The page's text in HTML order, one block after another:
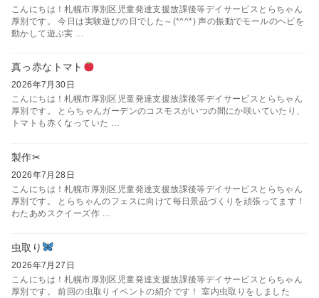
こんにちは！札幌市厚別区児童発達支援放課後等デイサービスとらちゃん
厚別です。 今日は実験遊びの日でした～(*^^*) 声の振動でモールのヘビを
動かして遊ぶ実 …
真っ赤なトマト
2026年7月30日
こんにちは！札幌市厚別区児童発達支援放課後等デイサービスとらちゃん
厚別です。 とらちゃんガーデンのコスモスがいつの間にか咲いていたり、
トマトも赤くなっていた …
製作✂
2026年7月28日
こんにちは！札幌市厚別区児童発達支援放課後等デイサービスとらちゃん
厚別です。 とらちゃんのフェスに向けて毎日景品づくりを頑張ってます！
わたあめスクイーズ作 …
虫取り
2026年7月27日
こんにちは！札幌市厚別区児童発達支援放課後等デイサービスとらちゃん
厚別です。 前回の虫取りイベントの紹介です！ 室内虫取りをしました